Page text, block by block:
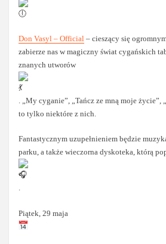
Don Vasyl – Official – cieszący się
zabierze nas w magiczny świat cygańskich
znanych utworów
. „My cyganie”, „Tańcz ze mną moje życie”,
to tylko niektóre z nich.
Fantastycznym uzupełnieniem będzie
parku, a także wieczorna dyskoteka, którą
.
Piątek, 29 maja